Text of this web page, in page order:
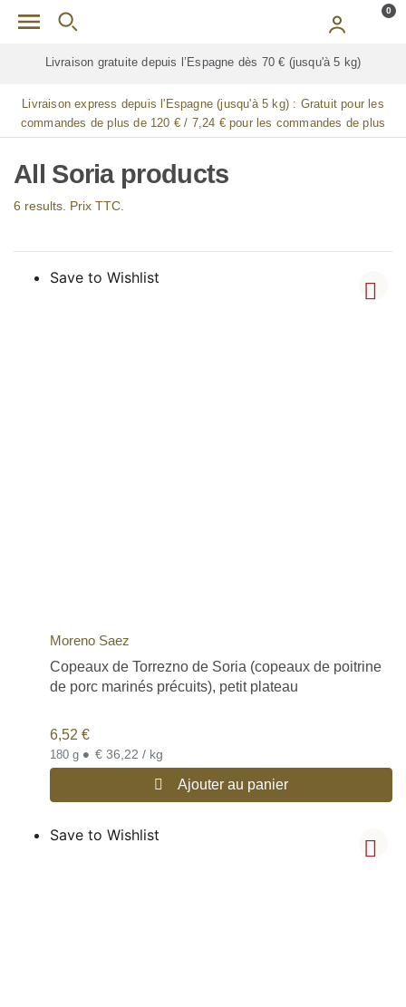
Skip to main content 0
70 € (jusqu'à 5 kg) Livraison gratuite pourTOUTES les
Livraison express depuis l'Espagne (jusqu'à 5 kg) : Gratuit pour les
commandes de plus de 120 € / 7,24 € pour les commandes de plus
de 90 € / 14,48 € pour les commandes de plus de 60 € / 21,72 € pour
les commandes de plus de 30 €
All Soria products
6 results. Prix TTC.
Save to Wishlist
Moreno Saez
Copeaux de Torrezno de Soria (copeaux de poitrine
de porc marinés précuits), petit plateau
6,52 €
180 g • € 36,22 / kg
Ajouter au panier
Save to Wishlist